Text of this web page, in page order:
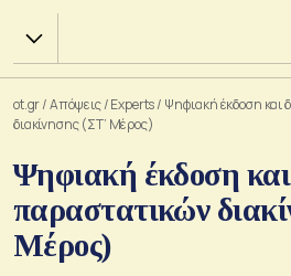
Χ.Α.
ot.gr/Απόψεις/Experts/ Ψηφιακή έκδοση και
διακίνησης (ΣΤ’ Μέρος)
Ψηφιακή έκδοση
παραστατικών
Μέρος)